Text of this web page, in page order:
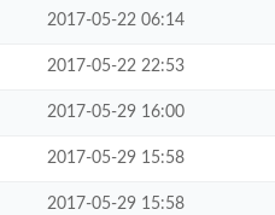
2017-05-22 06:14
2017-05-22 22:53
2017-05-29 16:00
2017-05-29 15:58
2017-05-29 15:58